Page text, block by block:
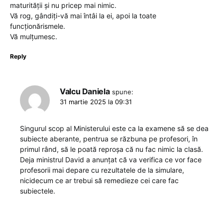
maturității și nu pricep mai nimic.
Vă rog, gândiți-vă mai întâi la ei, apoi la toate
funcționărismele.
Vă mulțumesc.
Reply
Valcu Daniela spune:
31 martie 2025 la 09:31
Singurul scop al Ministerului este ca la examene să se dea
subiecte aberante, pentrua se răzbuna pe profesori, în
primul rând, să le poată reproșa că nu fac nimic la clasă.
Deja ministrul David a anunțat că va verifica ce vor face
profesorii mai depare cu rezultatele de la simulare,
nicidecum ce ar trebui să remedieze cei care fac
subiectele.